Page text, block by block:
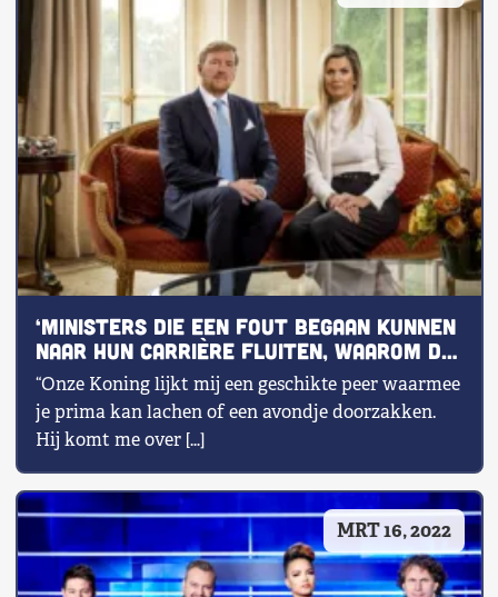
‘Ministers die een fout begaan kunnen
naar hun carrière fluiten, waarom de
koning niet?’
“Onze Koning lijkt mij een geschikte peer waarmee
je prima kan lachen of een avondje doorzakken.
Hij komt me over […]
MRT 16, 2022